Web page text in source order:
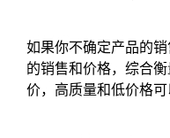
如果你不确定产品的
的销售和价格，综合
价，高质量和低价格可